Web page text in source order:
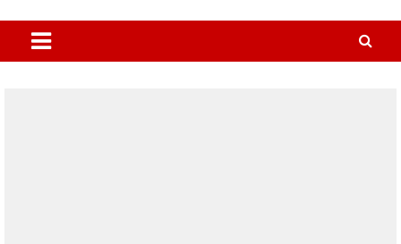
Padmaprobaha
Online Newspaper Portal